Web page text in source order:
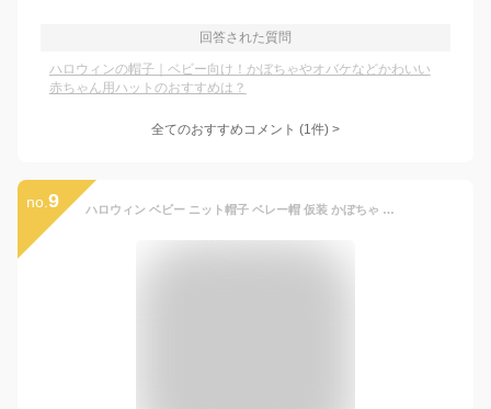
回答された質問
ハロウィンの帽子｜ベビー向け！かぼちゃやオバケなどかわいい
赤ちゃん用ハットのおすすめは？
全てのおすすめコメント (1件) >
no. 9 ハロウィン ベビー ニット帽子 ベレー帽 仮装 かぼちゃ 子供服 ベビー服 Halloween 【予約商品】【納期7～14日程度】